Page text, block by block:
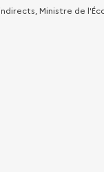
Ministre de